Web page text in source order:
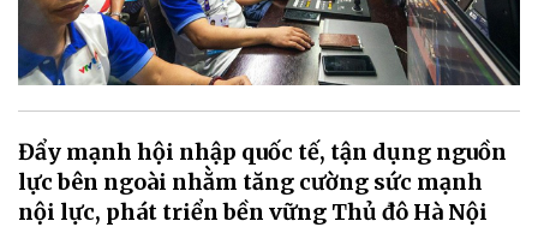
Đẩy mạnh hội nhập quốc tế, tận dụng nguồn
lực bên ngoài nhằm tăng cường sức mạnh
nội lực, phát triển bền vững Thủ đô Hà Nội